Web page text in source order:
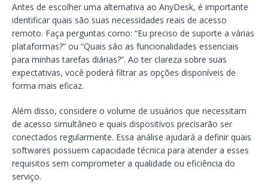
Antes de escolher uma alternativa ao AnyDesk, é importante
identificar quais são suas necessidades reais de acesso
remoto. Faça perguntas como: “Eu preciso de suporte a várias
plataformas?” ou “Quais são as funcionalidades essenciais
para minhas tarefas diárias?”. Ao ter clareza sobre suas
expectativas, você poderá filtrar as opções disponíveis de
forma mais eficaz.
Além disso, considere o volume de usuários que necessitam
de acesso simultâneo e quais dispositivos precisarão ser
conectados regularmente. Essa análise ajudará a definir quais
softwares possuem capacidade técnica para atender a esses
requisitos sem comprometer a qualidade ou eficiência do
serviço.